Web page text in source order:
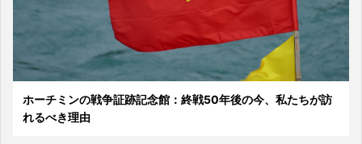
ホーチミンの戦争証跡記念館：終戦50年後の今、私たちが訪
れるべき理由